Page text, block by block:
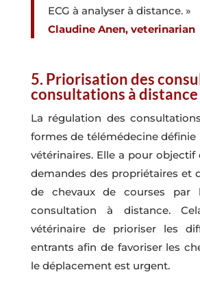
ECG à analyser à distance. »
Claudine Anen, veterinarian
5. Priorisation des
consultations à distance
La régulation des
formes de télémédecine définie
vétérinaires. Elle a pour objectif
demandes des propriétaires et
de chevaux de courses par
consultation à distance.
vétérinaire de prioriser les
entrants afin de favoriser les
le déplacement est urgent.